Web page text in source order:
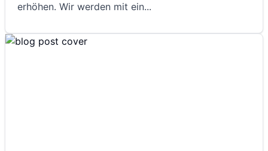
erhöhen. Wir werden mit ein...